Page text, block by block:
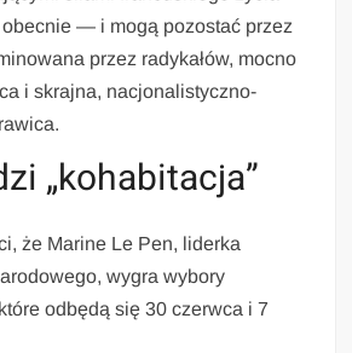
— i mogą pozostać przez
przez radykałów, mocno
i skrajna, nacjonalistyczno-
„kohabitacja”
że Marine Le Pen, liderka
wygra wybory
odbędą się 30 czerwca i 7